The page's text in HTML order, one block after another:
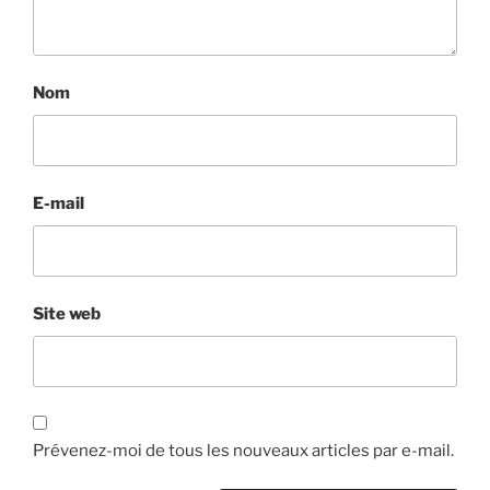
Nom
E-mail
Site web
Prévenez-moi de tous les nouveaux articles par e-mail.